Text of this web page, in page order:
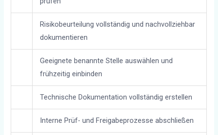
Risikobeurteilung vollständig und nachvollziehbar
dokumentieren
Geeignete benannte Stelle auswählen und
frühzeitig einbinden
Technische Dokumentation vollständig erstellen
Interne Prüf- und Freigabeprozesse abschließen